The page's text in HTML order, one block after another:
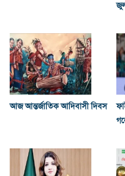
আজ আন্তর্জাতিক আদিবাসী দিবস